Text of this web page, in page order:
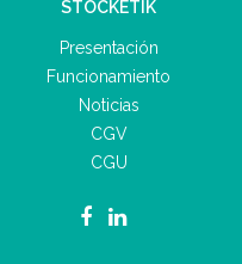
STOCKETIK
Presentación
Funcionamiento
Noticias
CGV
CGU